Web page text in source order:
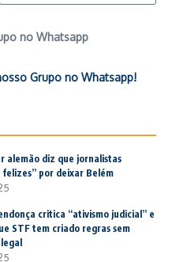
no Whatsapp
Grupo no Whatsapp!
alemão diz que jornalistas
por deixar Belém
critica “ativismo judicial” e
STF tem criado regras sem